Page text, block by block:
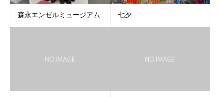
森永エンゼルミュージアム 七夕